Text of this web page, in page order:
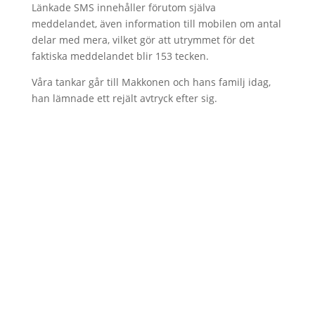
Länkade SMS innehåller förutom själva
meddelandet, även information till mobilen om antal
delar med mera, vilket gör att utrymmet för det
faktiska meddelandet blir 153 tecken.
Våra tankar går till Makkonen och hans familj idag,
han lämnade ett rejält avtryck efter sig.